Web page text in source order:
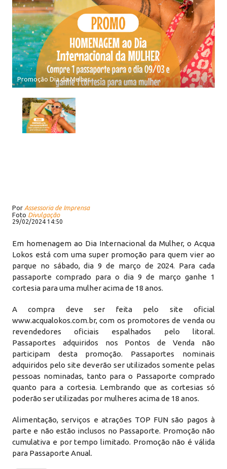
Promoção Dia da Mulher
Por Assessoria de Imprensa
Foto Divulgação
29/02/2024 14:50
Em homenagem ao Dia Internacional da Mulher, o Acqua
Lokos está com uma super promoção para quem vier ao
parque no sábado, dia 9 de março de 2024. Para cada
passaporte comprado para o dia 9 de março ganhe 1
cortesia para uma mulher acima de 18 anos.
A compra deve ser feita pelo site oficial
www.acqualokos.com.br, com os promotores de venda ou
revendedores oficiais espalhados pelo litoral.
Passaportes adquiridos nos Pontos de Venda não
participam desta promoção. Passaportes nominais
adquiridos pelo site deverão ser utilizados somente pelas
pessoas nominadas, tanto para o Passaporte comprado
quanto para a cortesia. Lembrando que as cortesias só
poderão ser utilizadas por mulheres acima de 18 anos.
Alimentação, serviços e atrações TOP FUN são pagos à
parte e não estão inclusos no Passaporte. Promoção não
cumulativa e por tempo limitado. Promoção não é válida
para Passaporte Anual.